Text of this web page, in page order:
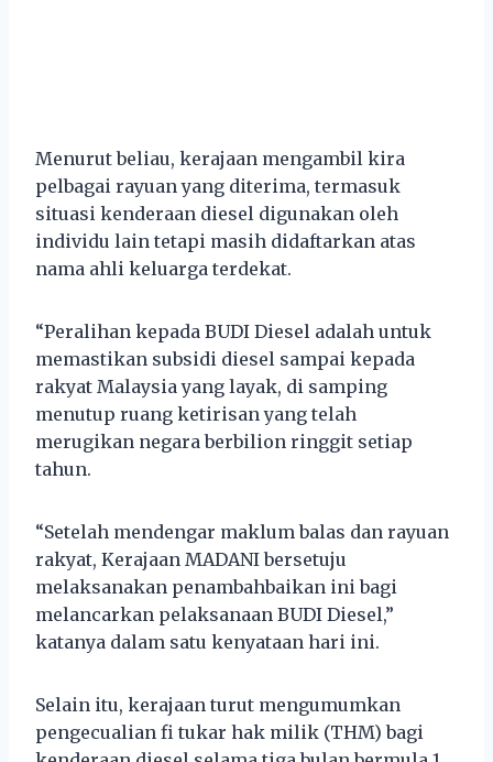
Menurut beliau, kerajaan mengambil kira
pelbagai rayuan yang diterima, termasuk
situasi kenderaan diesel digunakan oleh
individu lain tetapi masih didaftarkan atas
nama ahli keluarga terdekat.
“Peralihan kepada BUDI Diesel adalah untuk
memastikan subsidi diesel sampai kepada
rakyat Malaysia yang layak, di samping
menutup ruang ketirisan yang telah
merugikan negara berbilion ringgit setiap
tahun.
“Setelah mendengar maklum balas dan rayuan
rakyat, Kerajaan MADANI bersetuju
melaksanakan penambahbaikan ini bagi
melancarkan pelaksanaan BUDI Diesel,”
katanya dalam satu kenyataan hari ini.
Selain itu, kerajaan turut mengumumkan
pengecualian fi tukar hak milik (THM) bagi